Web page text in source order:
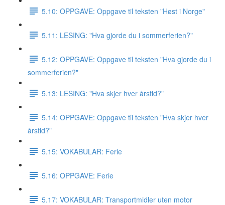
5.10: OPPGAVE: Oppgave til teksten "Høst i Norge"
5.11: LESING: "Hva gjorde du i sommerferien?"
5.12: OPPGAVE: Oppgave til teksten "Hva gjorde du i
sommerferien?"
5.13: LESING: "Hva skjer hver årstid?"
5.14: OPPGAVE: Oppgave til teksten "Hva skjer hver
årstid?"
5.15: VOKABULAR: Ferie
5.16: OPPGAVE: Ferie
5.17: VOKABULAR: Transportmidler uten motor